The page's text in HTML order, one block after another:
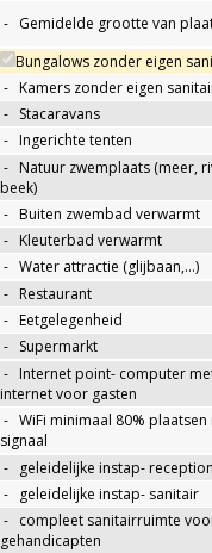
- Gemidelde grootte van
Bungalows zonder eigen
- Kamers zonder eigen
- Stacaravans
- Ingerichte tenten
- Natuur zwemplaats (meer,
beek)
- Buiten zwembad verwarmt
- Kleuterbad verwarmt
- Water attractie (glijbaan,…)
- Restaurant
- Eetgelegenheid
- Supermarkt
- Internet point- computer
internet voor gasten
- WiFi minimaal 80% plaatsen
signaal
-
geleidelijke instap-
-
geleidelijke instap- sanitair
- compleet sanitairruimte
gehandicapten